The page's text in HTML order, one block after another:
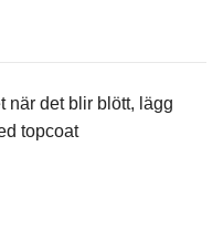
när det blir blött, lägg
topcoat